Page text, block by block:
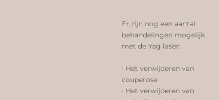
Er zijn nog een aantal
behandelingen mogelijk
met de Yag laser:
· Het verwijderen van
couperose
· Het verwijderen van